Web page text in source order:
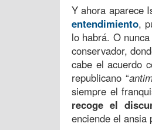
Y ahora aparece
entendimiento,
lo habrá. O
conservador,
cabe el acuerdo
republicano “
siempre el
recoge el
enciende el ansia